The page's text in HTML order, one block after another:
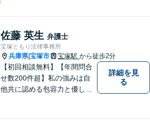
不安を和らげられるように丁
寧に向き合います【夜間・休
日面談可】
佐藤 英生 弁護士
宝塚ともり法律事務所
兵庫県|宝塚市 宝塚駅 から徒歩2分
【初回相談無料】【年間問合
せ数200件超】私の強みは自
他共に認める包容力と優しさ
詳細を見
る